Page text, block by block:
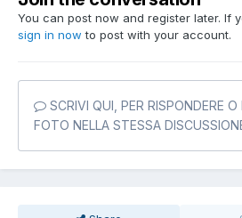
You can post now and register later. If
sign in now to post with your account.
SCRIVI QUI, PER RISPONDERE
FOTO NELLA STESSA